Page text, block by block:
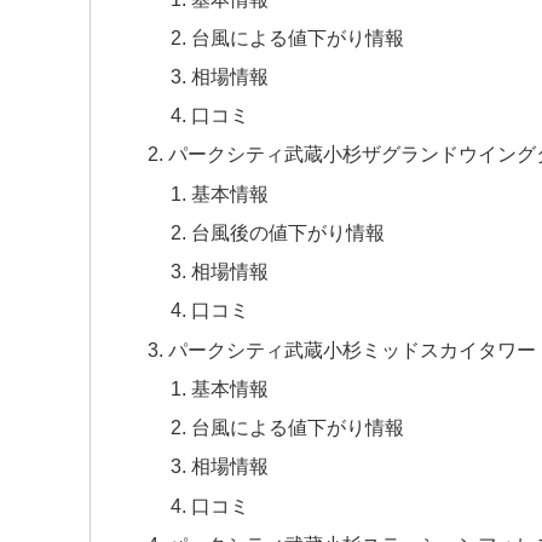
台風による値下がり情報
相場情報
口コミ
パークシティ武蔵小杉ザグランドウイング
基本情報
台風後の値下がり情報
相場情報
口コミ
パークシティ武蔵小杉ミッドスカイタワー
基本情報
台風による値下がり情報
相場情報
口コミ